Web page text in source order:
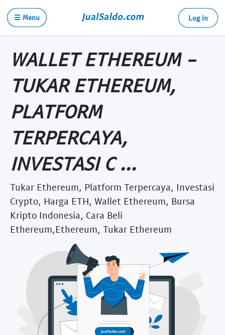
☰ Menu Log in
WALLET ETHEREUM -
TUKAR ETHEREUM,
PLATFORM
TERPERCAYA,
INVESTASI C ...
Tukar Ethereum, Platform Terpercaya, Investasi
Crypto, Harga ETH, Wallet Ethereum, Bursa
Kripto Indonesia, Cara Beli
Ethereum,Ethereum, Tukar Ethereum